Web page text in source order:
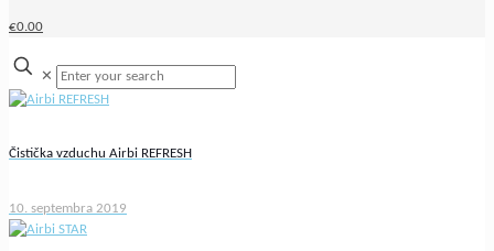
€0.00
✕
Čistička vzduchu Airbi REFRESH
10. septembra 2019